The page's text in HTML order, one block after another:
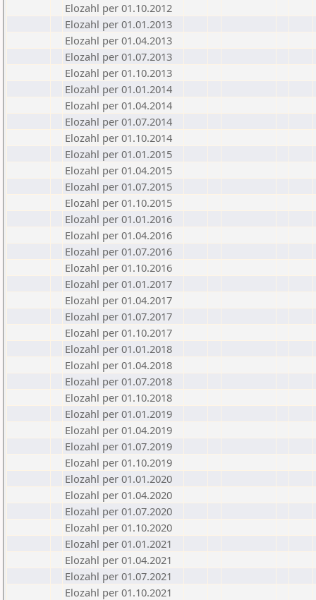
Elozahl per 01.10.2012
Elozahl per 01.01.2013
Elozahl per 01.04.2013
Elozahl per 01.07.2013
Elozahl per 01.10.2013
Elozahl per 01.01.2014
Elozahl per 01.04.2014
Elozahl per 01.07.2014
Elozahl per 01.10.2014
Elozahl per 01.01.2015
Elozahl per 01.04.2015
Elozahl per 01.07.2015
Elozahl per 01.10.2015
Elozahl per 01.01.2016
Elozahl per 01.04.2016
Elozahl per 01.07.2016
Elozahl per 01.10.2016
Elozahl per 01.01.2017
Elozahl per 01.04.2017
Elozahl per 01.07.2017
Elozahl per 01.10.2017
Elozahl per 01.01.2018
Elozahl per 01.04.2018
Elozahl per 01.07.2018
Elozahl per 01.10.2018
Elozahl per 01.01.2019
Elozahl per 01.04.2019
Elozahl per 01.07.2019
Elozahl per 01.10.2019
Elozahl per 01.01.2020
Elozahl per 01.04.2020
Elozahl per 01.07.2020
Elozahl per 01.10.2020
Elozahl per 01.01.2021
Elozahl per 01.04.2021
Elozahl per 01.07.2021
Elozahl per 01.10.2021